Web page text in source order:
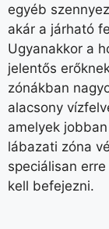
egyéb
akár a járható
Ugyanakkor a
jelentős
zónákban
alacsony
amelyek
lábazati zóna
speciálisan
kell befejezni.